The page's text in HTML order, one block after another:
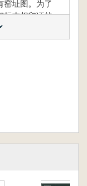
窑址图。为了
标本相印证的
到了实物与
结合,对我国
补作用。
代窯址標本』
家が調査を行
付していま